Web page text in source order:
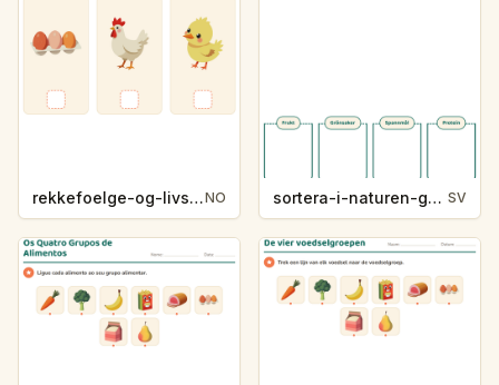
rekkefoelge-og-livssykluser-g1203NO sortera-i-naturen-g1207-5 SV